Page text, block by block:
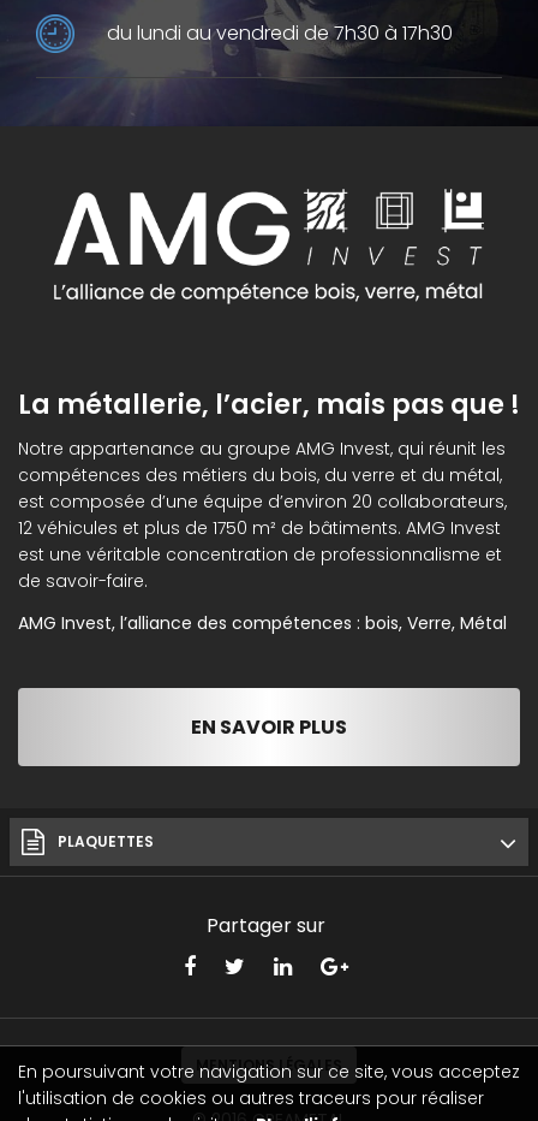
du lundi au vendredi de 7h30 à 17h30
La métallerie, l’acier, mais pas que !
Notre appartenance au groupe AMG Invest, qui réunit les
compétences des métiers du bois, du verre et du métal,
est composée d’une équipe d’environ 20 collaborateurs,
12 véhicules et plus de 1750 m² de bâtiments. AMG Invest
est une véritable concentration de professionnalisme et
de savoir-faire.
AMG Invest, l’alliance des compétences : bois, Verre, Métal
EN SAVOIR PLUS
PLAQUETTES
Partager sur
MENTIONS LÉGALES
En poursuivant votre navigation sur ce site, vous acceptez
l'utilisation de cookies ou autres traceurs pour réaliser